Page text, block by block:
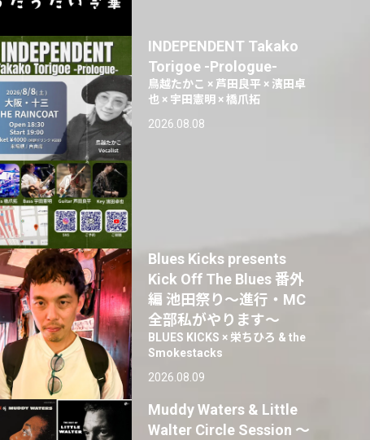
INDEPENDENT Takako
Torigoe -Prologue-
鳥越たかこ × 芦田良平 × 濱田卓
也 × 宇田憲明 × 橋爪拓
2026.08.08
Blues Kicks presents
Kick Off The Blues 番外
編 池田祭り〜進行・MC
全部私がやります〜
BLUES KICKS × 栄ちひろ & the
Smokestacks
2026.08.09
Muddy Waters & Little
Walter Circle Session ～